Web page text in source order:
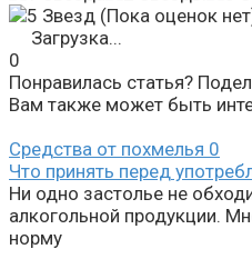
(Пока оценок
Загрузка...
0
Понравилась статья?
Вам также может быть
Средства от похмелья 0
Что принять перед
Ни одно застолье не
алкогольной продукции.
норму